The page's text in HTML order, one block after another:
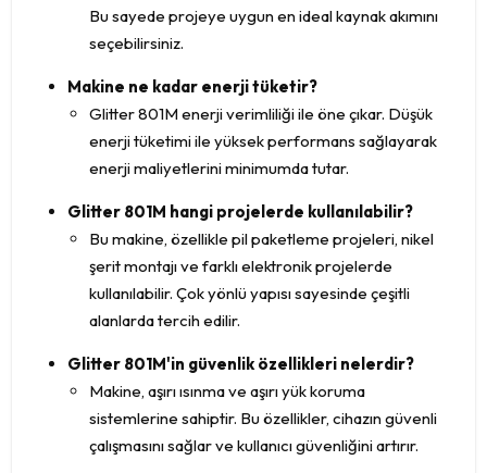
Bu sayede projeye uygun en ideal kaynak akımını
seçebilirsiniz.
Makine ne kadar enerji tüketir?
Glitter 801M enerji verimliliği ile öne çıkar. Düşük
enerji tüketimi ile yüksek performans sağlayarak
enerji maliyetlerini minimumda tutar.
Glitter 801M hangi projelerde kullanılabilir?
Bu makine, özellikle pil paketleme projeleri, nikel
şerit montajı ve farklı elektronik projelerde
kullanılabilir. Çok yönlü yapısı sayesinde çeşitli
alanlarda tercih edilir.
Glitter 801M'in güvenlik özellikleri nelerdir?
Makine, aşırı ısınma ve aşırı yük koruma
sistemlerine sahiptir. Bu özellikler, cihazın güvenli
çalışmasını sağlar ve kullanıcı güvenliğini artırır.